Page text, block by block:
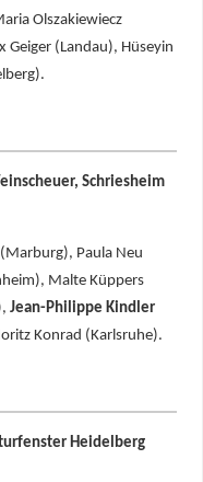
Olszakiewiecz
(Landau), Hüseyin
Schriesheim
Paula Neu
Malte Küppers
Jean-Philippe Kindler
Konrad (Karlsruhe).
Heidelberg